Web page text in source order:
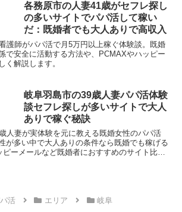
各務原市の人妻41歳がセフレ探し
の多いサイトでパパ活して稼い
だ：既婚者でも大人ありで高収入
護師がパパ活で月5万円以上稼ぐ体験談。既婚
で安全に活動する方法や、PCMAXやハッピー
く解説します。
岐阜羽島市の39歳人妻パパ活体験
談セフレ探しが多いサイトで大人
ありで稼ぐ秘訣
人妻が実体験を元に教える既婚女性のパパ活
が多い中で大人ありの条件なら既婚でも稼げる
ーメールなど既婚者におすすめのサイト比較
活 エリア 岐阜